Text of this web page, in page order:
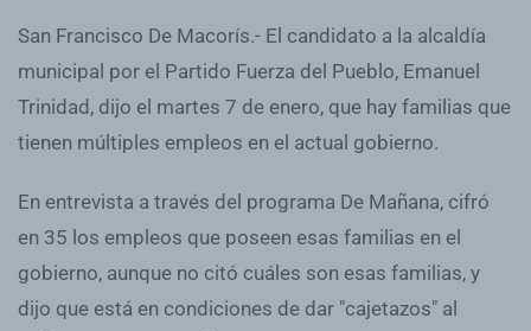
San Francisco De Macorís.- El candidato a la alcaldía
municipal por el Partido Fuerza del Pueblo, Emanuel
Trinidad, dijo el martes 7 de enero, que hay familias que
tienen múltiples empleos en el actual gobierno.
En entrevista a través del programa De Mañana, cifró
en 35 los empleos que poseen esas familias en el
gobierno, aunque no citó cuáles son esas familias, y
dijo que está en condiciones de dar "cajetazos" al